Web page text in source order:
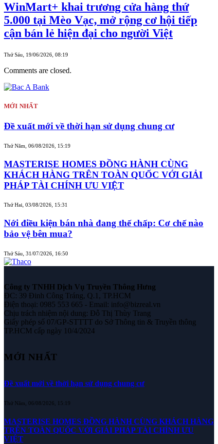
WinMart+ khai trương cửa hàng thứ
5.000 tại Mèo Vạc, mở rộng cơ hội tiếp
cận bán lẻ hiện đại cho người Việt
Thứ Sáu, 19/06/2026, 08:19
Comments are closed.
MỚI NHẤT
Đề xuất mới về thời hạn sử dụng chung cư
Thứ Năm, 06/08/2026, 15:19
MASTERISE HOMES ĐỒNG HÀNH CÙNG
KHÁCH HÀNG TRÊN TOÀN QUỐC VỚI GIẢI
PHÁP TÀI CHÍNH ƯU VIỆT
Thứ Hai, 03/08/2026, 15:31
Nới điều kiện bán nhà đang thế chấp: Cơ chế nào
bảo vệ bên mua?
Thứ Sáu, 31/07/2026, 16:50
Công ty TNHH Dịch Vụ Truyền Thông Hưng
ĐC: 39 Đinh Công Tráng, Q.1, TP.HCM
Điện thoại: 0985 553 665 - Email: info@bizreal.vn
Chịu trách nhiệm nội dung: Đỗ Thị Thùy Trang
Giấy phép số 07/GP-STTTT do Sở Thông tin & Truyền thông
TP.HCM cấp ngày 10/4/2024
MỚI NHẤT
Đề xuất mới về thời hạn sử dụng chung cư
Thứ Năm, 06/08/2026, 15:19
MASTERISE HOMES ĐỒNG HÀNH CÙNG KHÁCH HÀNG
TRÊN TOÀN QUỐC VỚI GIẢI PHÁP TÀI CHÍNH ƯU
VIỆT